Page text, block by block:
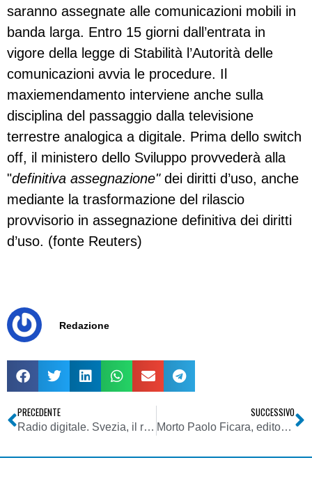
saranno assegnate alle comunicazioni mobili in
banda larga. Entro 15 giorni dall’entrata in
vigore della legge di Stabilità l’Autorità delle
comunicazioni avvia le procedure. Il
maxiemendamento interviene anche sulla
disciplina del passaggio dalla televisione
terrestre analogica a digitale. Prima dello switch
off, il ministero dello Sviluppo provvederà alla
"definitiva assegnazione"dei diritti d’uso, anche
mediante la trasformazione del rilascio
provvisorio in assegnazione definitiva dei diritti
d’uso. (fonte Reuters)
Redazione
PRECEDENTE
Radio digitale. Svezia, il report sui test DAB+ in onda dal 2009
SUCCESSIVO
Morto Paolo Ficara, editore di “Play tv – La tv delle passioni”. Un infarto la causa probabile del decesso